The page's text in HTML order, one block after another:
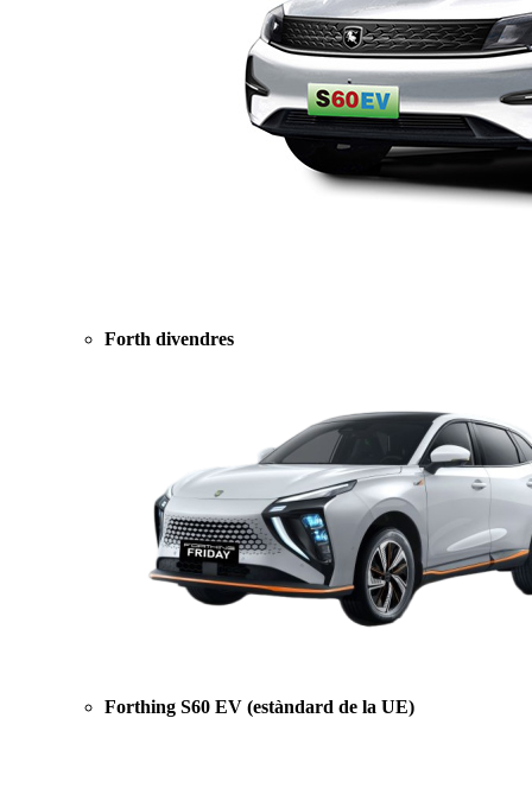
Forth divendres
Forthing S60 EV (estàndard de la UE)